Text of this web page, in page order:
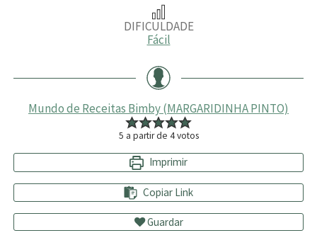
DIFICULDADE
Fácil
Mundo de Receitas Bimby (MARGARIDINHA PINTO)
5 a partir de 4votos
Imprimir
Copiar Link
Guardar